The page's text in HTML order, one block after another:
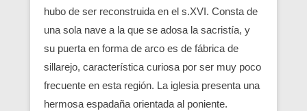
hubo de ser reconstruida en el s.XVI. Consta de
una sola nave a la que se adosa la sacristía, y
su puerta en forma de arco es de fábrica de
sillarejo, característica curiosa por ser muy poco
frecuente en esta región. La iglesia presenta una
hermosa espadaña orientada al poniente.